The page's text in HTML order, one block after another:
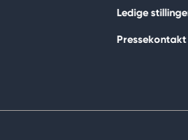
Ledige
Pressekontakt